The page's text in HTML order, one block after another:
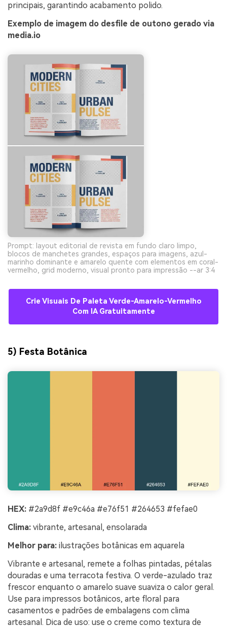
principais, garantindo acabamento polido.
Exemplo de imagem do desfile de outono gerado via
media.io
Prompt: layout editorial de revista em fundo claro limpo,
blocos de manchetes grandes, espaços para imagens, azul-
marinho dominante e amarelo quente com elementos em coral-
vermelho, grid moderno, visual pronto para impressão --ar 3:4
Crie Visuais De Paleta Verde-Amarelo-Vermelho
Com IA Gratuitamente
5) Festa Botânica
HEX: #2a9d8f #e9c46a #e76f51 #264653 #fefae0
Clima: vibrante, artesanal, ensolarada
Melhor para: ilustrações botânicas em aquarela
Vibrante e artesanal, remete a folhas pintadas, pétalas
douradas e uma terracota festiva. O verde-azulado traz
frescor enquanto o amarelo suave suaviza o calor geral.
Use para impressos botânicos, arte floral para
casamentos e padrões de embalagens com clima
artesanal. Dica de uso: use o creme como textura de